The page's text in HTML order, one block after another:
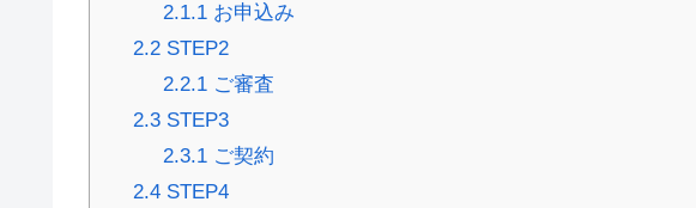
2.1.1 お申込み
2.2STEP2
2.2.1 ご審査
2.3STEP3
2.3.1 ご契約
2.4STEP4